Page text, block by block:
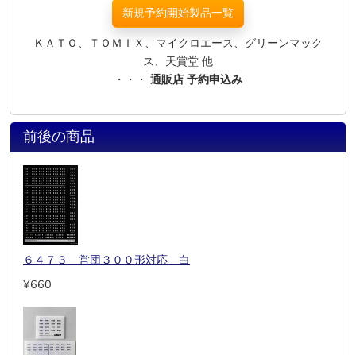
新規予約開始製品一覧
ＫＡＴＯ、ＴＯＭＩＸ、マイクロエース、グリーンマック
ス、天賞堂 他
・・・ 通販店 予約申込み
前後の商品
６４７３ 営団３００形対応 白
¥660